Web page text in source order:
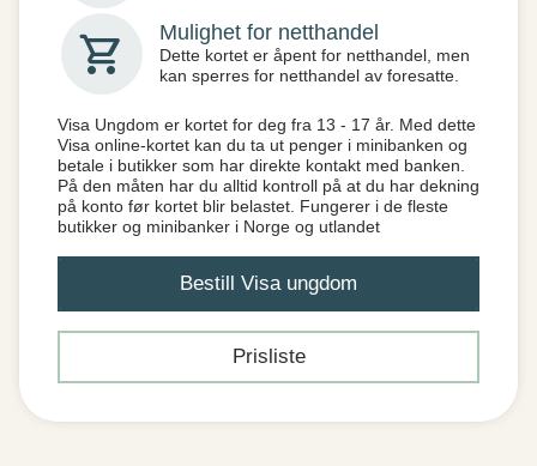
shopping_cart Mulighet for netthandel
Dette kortet er åpent for netthandel, men
kan sperres for netthandel av foresatte.
Visa Ungdom er kortet for deg fra 13 - 17 år. Med dette
Visa online-kortet kan du ta ut penger i minibanken og
betale i butikker som har direkte kontakt med banken.
På den måten har du alltid kontroll på at du har dekning
på konto før kortet blir belastet. Fungerer i de fleste
butikker og minibanker i Norge og utlandet
Bestill Visa ungdom
Prisliste